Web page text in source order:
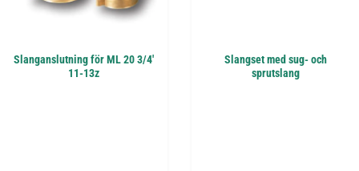
Slanganslutning för ML 20 3/4'
11-13z
Slangset med sug- och
sprutslang